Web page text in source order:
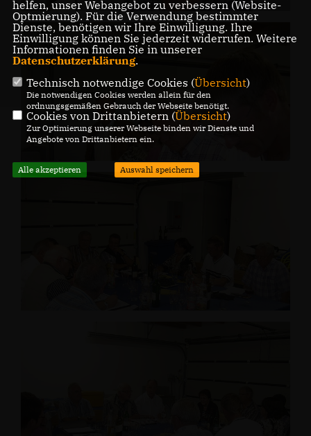
helfen, unser Webangebot zu verbessern (Website-
Optmierung). Für die Verwendung bestimmter
Dienste, benötigen wir Ihre Einwilligung. Ihre
Einwilligung können Sie jederzeit widerrufen. Weitere
Informationen finden Sie in unserer
Datenschutzerklärung.
Technisch notwendige Cookies (Übersicht)
Die notwendigen Cookies werden allein für den
ordnungsgemäßen Gebrauch der Webseite benötigt.
Cookies von Drittanbietern (Übersicht)
Zur Optimierung unserer Webseite binden wir Dienste und
Angebote von Drittanbietern ein.
Alle akzeptieren Auswahl speichern